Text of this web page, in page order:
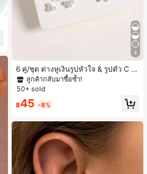
4
6 คู่/ชุด ต่างหูเงินรูปหัวใจ & รูปตัว C ส
ไตล์มินิมอล เหมาะสำหรับเป็นของขวัญ
สำหรับผู้หญิง, เหมาะสำหรับแม่หรือแฟ
ลูกค้ากลับมาซื้อซ้ำ!
50+ sold
฿45 -8%